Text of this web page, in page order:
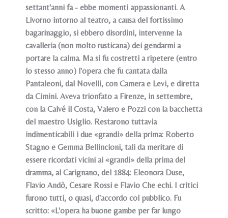
settant'anni fa - ebbe momenti appassionanti. A
Livorno intorno al teatro, a causa del fortissimo
bagarinaggio, si ebbero disordini, intervenne la
cavalleria (non molto rusticana) dei gendarmi a
portare la calma. Ma si fu costretti a ripetere (entro
lo stesso anno) l'opera che fu cantata dalla
Pantaleoni, dal Novelli, con Camera e Levi, e diretta
da Cimini. Aveva trionfato a Firenze, in settembre,
con la Calvé il Costa, Valero e Pozzi con la bacchetta
del maestro Usiglio. Restarono tuttavia
indimenticabili i due «grandi» della prima: Roberto
Stagno e Gemma Bellincioni, tali da meritare di
essere ricordati vicini ai «grandi» della prima del
dramma, al Carignano, del 1884: Eleonora Duse,
Flavio Andò, Cesare Rossi e Flavio Che echi. I critici
furono tutti, o quasi, d'accordo col pubblico. Fu
scritto: «L'opera ha buone gambe per far lungo